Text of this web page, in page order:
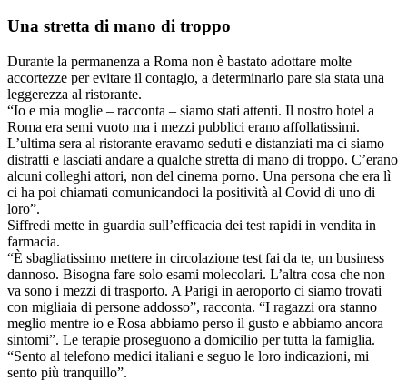
Una stretta di mano di troppo
Durante la permanenza a Roma non è bastato adottare molte
accortezze per evitare il contagio, a determinarlo pare sia stata una
leggerezza al ristorante.
“Io e mia moglie – racconta – siamo stati attenti. Il nostro hotel a
Roma era semi vuoto ma i mezzi pubblici erano affollatissimi.
L’ultima sera al ristorante eravamo seduti e distanziati ma ci siamo
distratti e lasciati andare a qualche stretta di mano di troppo. C’erano
alcuni colleghi attori, non del cinema porno. Una persona che era lì
ci ha poi chiamati comunicandoci la positività al Covid di uno di
loro”.
Siffredi mette in guardia sull’efficacia dei test rapidi in vendita in
farmacia.
“È sbagliatissimo mettere in circolazione test fai da te, un business
dannoso. Bisogna fare solo esami molecolari. L’altra cosa che non
va sono i mezzi di trasporto. A Parigi in aeroporto ci siamo trovati
con migliaia di persone addosso”, racconta. “I ragazzi ora stanno
meglio mentre io e Rosa abbiamo perso il gusto e abbiamo ancora
sintomi”. Le terapie proseguono a domicilio per tutta la famiglia.
“Sento al telefono medici italiani e seguo le loro indicazioni, mi
sento più tranquillo”.